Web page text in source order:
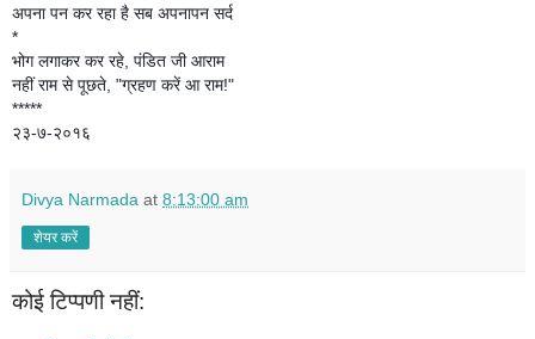
अपना पन कर रहा है सब अपनापन सर्द
*
भोग लगाकर कर रहे, पंडित जी आराम
नहीं राम से पूछते, "ग्रहण करें आ राम!"
*****
२३-७-२०१६
Divya Narmada at 8:13:00 am
शेयर करें
कोई टिप्पणी नहीं: